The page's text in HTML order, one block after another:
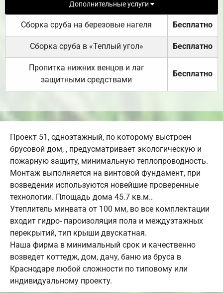
Дополнительные услуги
Сборка сруба на березовые нагеля Бесплатно
Сборка сруба в «Теплый угол» Бесплатно
Пропитка нижних венцов и лаг
защитными средствами
Бесплатно
Проект 51, одноэтажный, по которому выстроен
брусовой дом, , предусматривает экологическую и
пожарную защиту, минимальную теплопроводность.
Монтаж выполняется на винтовой фундамент, при
возведении используются новейшие проверенные
технологии. Площадь дома 45.7 кв.м..
Утеплитель минвата от 100 мм, во все комплектации
входит гидро- пароизоляция пола и междуэтажных
перекрытий, тип крыши двускатная.
Наша фирма в минимальный срок и качественно
возведет коттедж, дом, дачу, баню из бруса в
Краснодаре любой сложности по типовому или
индивидуальному проекту.